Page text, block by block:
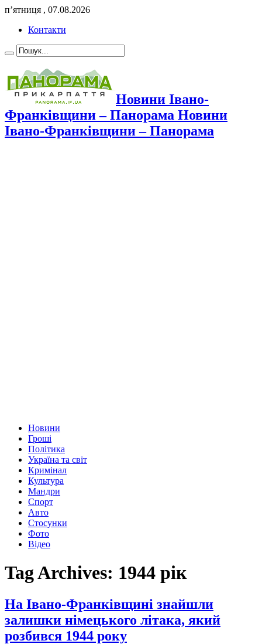
п’ятниця , 07.08.2026
Контакти
Новини Івано-
Франківщини – Панорама Новини
Івано-Франківщини – Панорама
Новини
Гроші
Політика
Україна та світ
Кримінал
Культура
Мандри
Спорт
Авто
Стосунки
Фото
Відео
Tag Archives: 1944 рік
На Івано-Франківщині знайшли
залишки німецького літака, який
розбився 1944 року